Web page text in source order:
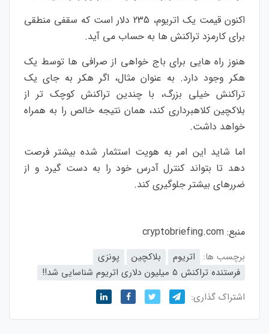
اکنون قیمت یک اتریوم، 235 دلار است که سقفی منطقی
برای کارمزد تراکنش ها به حساب می آید.
هنوز راه هایی برای باج خواهی از صرافی ها توسط یک
هکر وجود دارد. به عنوان مثال، اگر هکر به جای یک
تراکنش خیلی بزرگ، با چندین تراکنش کوچک تر از
بلاکچین کلاهبرداری کند، همان نتیجه خالص را به همراه
خواهد داشت.
اما شاید این امر به هویت استثمار شده بیشتر فرصت
دهد تا بتواند کنترل آدرس خود را به دست گیرد و از
ضررهای بیشتر جلوگیری کند.
منبع: cryptobriefing.com
برچسب ها: اتریوم بلاکچین
پونزی
فرستنده تراکنش 5 میلیون دلاری اتریوم شناسایی شد!!
اشتراک گذاری: